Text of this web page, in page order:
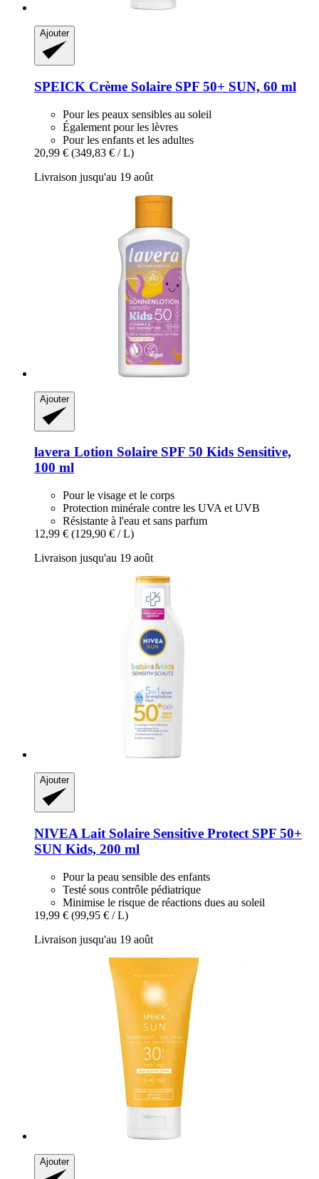
Ajouter
SPEICK Crème Solaire SPF 50+ SUN, 60 ml
Pour les peaux sensibles au soleil
Également pour les lèvres
Pour les enfants et les adultes
20,99 € (349,83 € / L)
Livraison jusqu'au 19 août
Ajouter
lavera Lotion Solaire SPF 50 Kids Sensitive,
100 ml
Pour le visage et le corps
Protection minérale contre les UVA et UVB
Résistante à l'eau et sans parfum
12,99 € (129,90 € / L)
Livraison jusqu'au 19 août
Ajouter
NIVEA Lait Solaire Sensitive Protect SPF 50+
SUN Kids, 200 ml
Pour la peau sensible des enfants
Testé sous contrôle pédiatrique
Minimise le risque de réactions dues au soleil
19,99 € (99,95 € / L)
Livraison jusqu'au 19 août
Ajouter